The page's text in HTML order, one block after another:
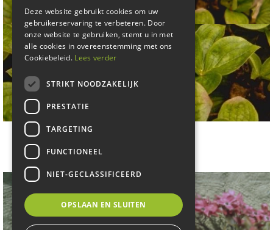
Cornus canadensis
Deze website gebruikt cookies om uw
gebruikerservaring te verbeteren. Door
onze website te gebruiken, stemt u in met
alle cookies in overeenstemming met ons
Cookiebeleid. Lees verder
STRIKT NOODZAKELIJK
PRESTATIE
TARGETING
FUNCTIONEEL
NIET-GECLASSIFICEERD
OPSLAAN EN SLUITEN